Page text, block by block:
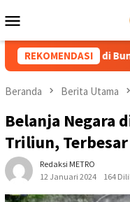
ke
Mobile
REKOMENDASI
Pembangkit di Bunaken
Beranda Berita Utama
Belanja Negara
Triliun,
Redaksi METRO
12 Januari 2024
164